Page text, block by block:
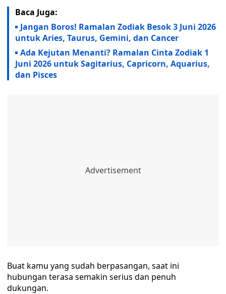
Baca Juga:
Jangan Boros! Ramalan Zodiak Besok 3 Juni 2026
untuk Aries, Taurus, Gemini, dan Cancer
Ada Kejutan Menanti? Ramalan Cinta Zodiak 1
Juni 2026 untuk Sagitarius, Capricorn, Aquarius,
dan Pisces
Buat kamu yang sudah berpasangan, saat ini
hubungan terasa semakin serius dan penuh
dukungan.